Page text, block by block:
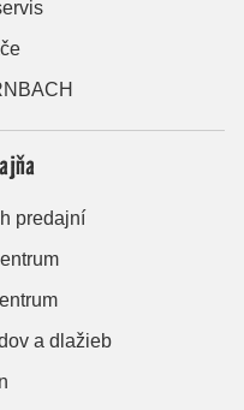
predajní
a dlažieb